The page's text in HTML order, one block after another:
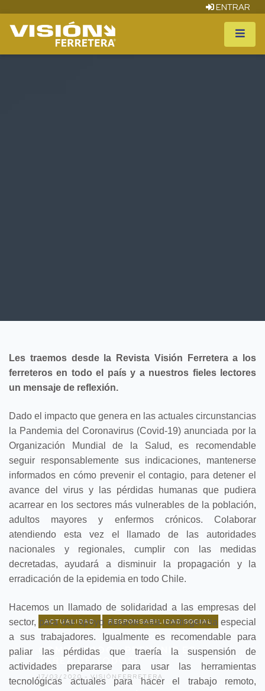
ENTRAR
ACTUALIDAD RESPONSABILIDAD SOCIAL
COMUNICADO: ¡PREVENIR ES
TAREA DE TODOS!
17/03/2020 - VISIÓNFERRETERA
Les traemos desde la Revista Visión Ferretera a los
ferreteros en todo el país y a nuestros fieles lectores
un mensaje de reflexión.
Dado el impacto que genera en las actuales circunstancias
la Pandemia del Coronavirus (Covid-19) anunciada por la
Organización Mundial de la Salud, es recomendable
seguir responsablemente sus indicaciones, mantenerse
informados en cómo prevenir el contagio, para detener el
avance del virus y las pérdidas humanas que pudiera
acarrear en los sectores más vulnerables de la población,
adultos mayores y enfermos crónicos. Colaborar
atendiendo esta vez el llamado de las autoridades
nacionales y regionales, cumplir con las medidas
decretadas, ayudará a disminuir la propagación y la
erradicación de la epidemia en todo Chile.
Hacemos un llamado de solidaridad a las empresas del
sector, para dar apoyo durante esta contingencia especial
a sus trabajadores. Igualmente es recomendable para
paliar las pérdidas que traería la suspensión de
actividades prepararse para usar las herramientas
tecnológicas actuales para hacer el trabajo remoto,